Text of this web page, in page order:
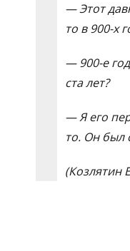
— Этот
то в 900-х
— 900-е
ста лет?
— Я его
то. Он был
(Козлятин